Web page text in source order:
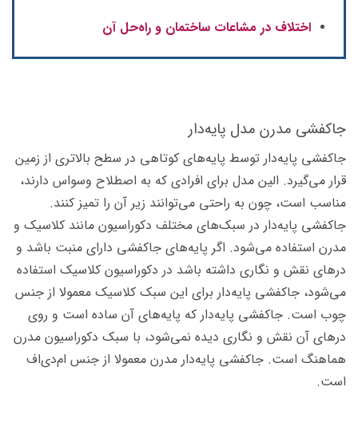
اختلاف در مشاعات ساختمان و راه‌حل آن‌
جاکفشی مدرن مدل پایه‌دار
جاکفشی پایه‌دار توسط پایه‌های کوتاهی در سطح بالاتری از زمین
قرار می‌گیرد. الین مدل برای افرادی که به اصطلاح وسواس دارند،
مناسب است، چون به راحتی می‌توانند زیر آن را تمیز کنند.
جاکفشی پایه‌دار در سبک‌های مختلف دکوراسیون مانند کلاسیک و
مدرن استفاده می‌شود. اگر پایه‌های جاکفشی دارای منبت باشد و
در‌های نقش و نگاری داشته باشد در دکوراسیون کلاسیک استفاده
می‌شود، جاکفشی پایه‌دار برای این سبک کلاسیک معمولا از جنس
چوب است. جاکفشی پایه‌دار که پایه‌های آن ساده است و روی
درهای آن نقش و نگاری دیده نمی‌شود، با سبک دکوراسیون مدرن
هماهنگ است. جاکفشی پایه‌دار مدرن معمولا از جنس ام‌دی‌اف
است.